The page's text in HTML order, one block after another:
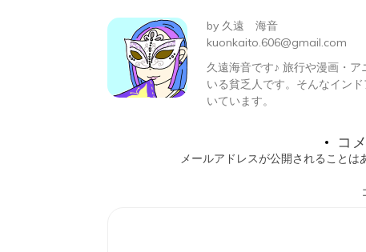
ビ
ゲ
ー
by 久遠 海音
kuonkaito.606@gmail.com
久遠海音です♪ 旅行や漫画・
いる貧乏人です。そんなイン
いています。
コ
メールアドレスが公開されることは